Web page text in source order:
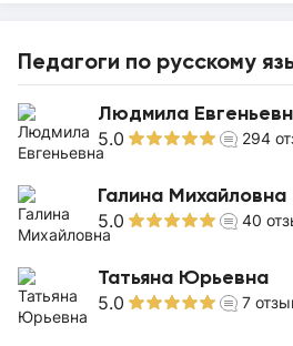
Педагоги по русскому
Людмила
5.0 294
Галина Михайловна
5.0 40
Татьяна Юрьевна
5.0 7